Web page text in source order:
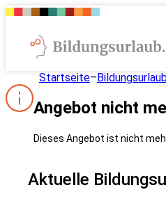
Startseite–
Angebot nicht
Dieses Angebot ist nicht
Aktuelle